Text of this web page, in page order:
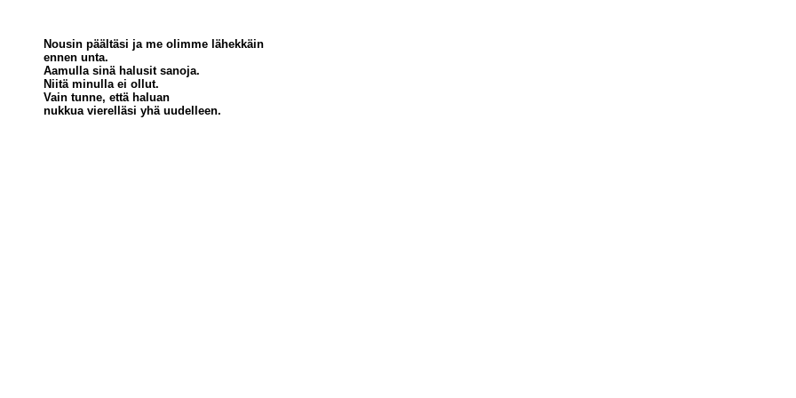
Nousin päältäsi ja me olimme lähekkäin
ennen unta.
Aamulla sinä halusit sanoja.
Niitä minulla ei ollut.
Vain tunne, että haluan
nukkua vierelläsi yhä uudelleen.